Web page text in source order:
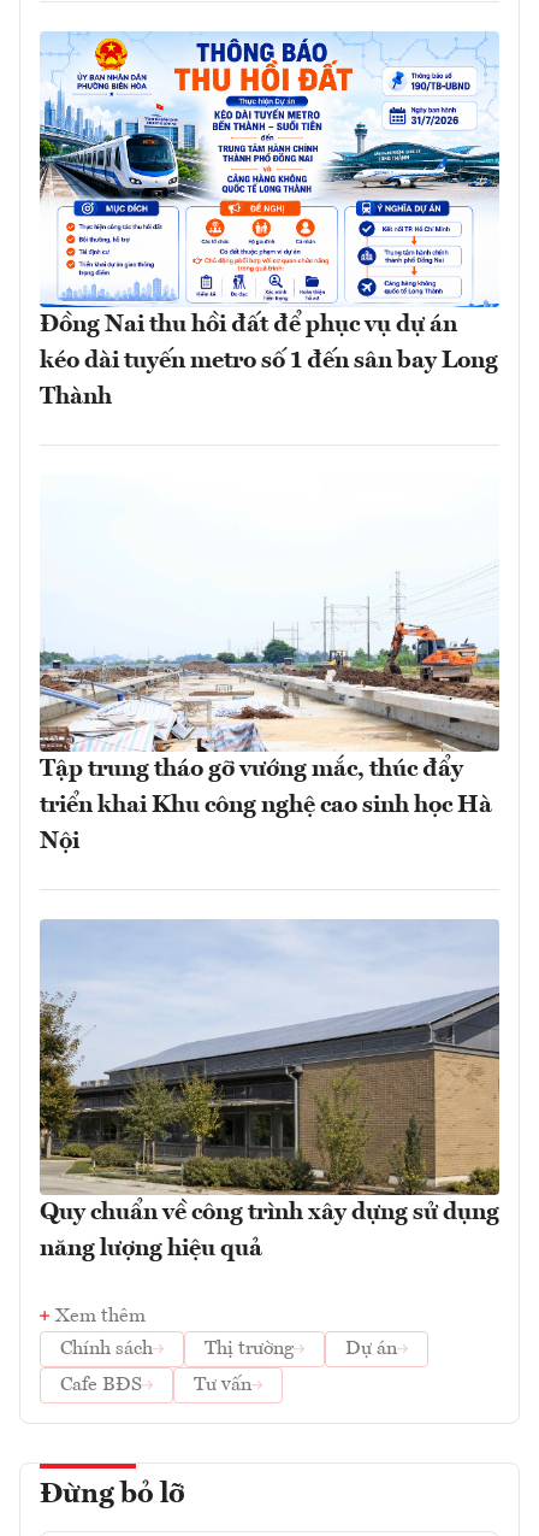
Đồng Nai thu hồi đất để phục vụ dự án
kéo dài tuyến metro số 1 đến sân bay Long
Thành
Tập trung tháo gỡ vướng mắc, thúc đẩy
triển khai Khu công nghệ cao sinh học Hà
Nội
Quy chuẩn về công trình xây dựng sử dụng
năng lượng hiệu quả
Xem thêm
Chính sách
Thị trường
Dự án
Cafe BĐS
Tư vấn
Đừng bỏ lỡ